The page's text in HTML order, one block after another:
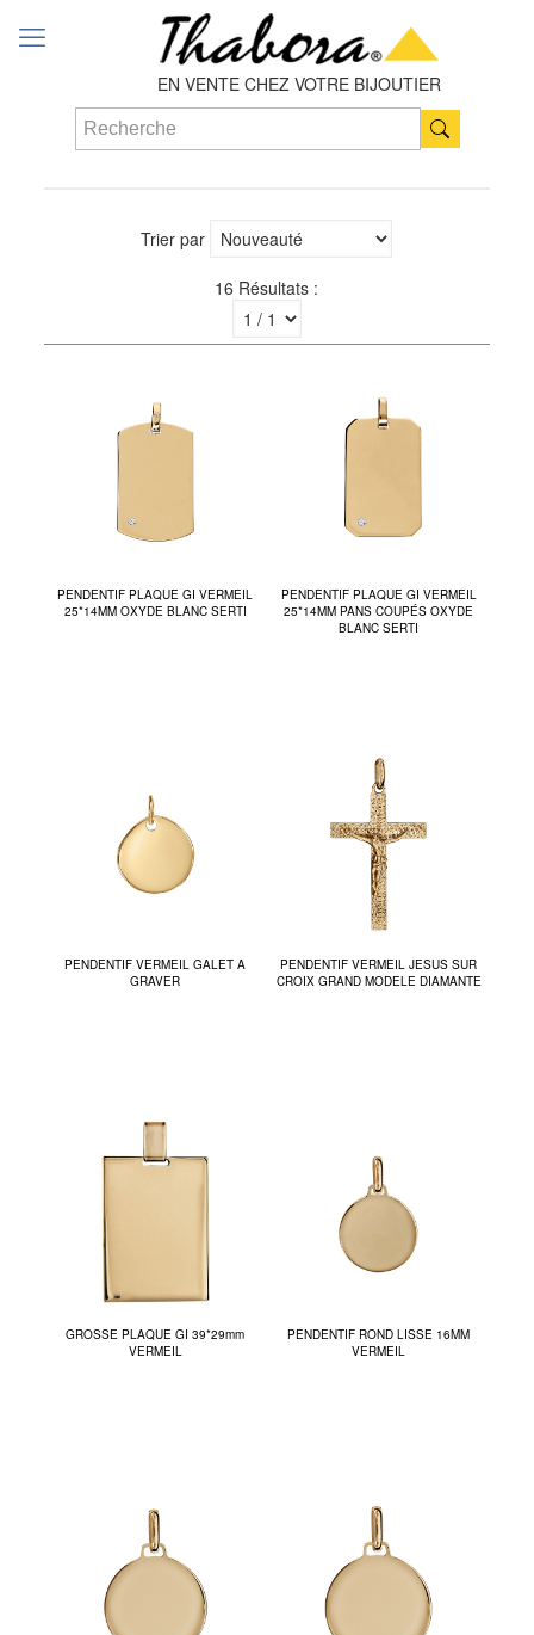
EN VENTE CHEZ VOTRE BIJOUTIER
Trier par
16 Résultats :
PENDENTIF PLAQUE GI VERMEIL
25*14MM OXYDE BLANC SERTI
PENDENTIF PLAQUE GI VERMEIL
25*14MM PANS COUPÉS OXYDE
BLANC SERTI
PENDENTIF VERMEIL GALET A
GRAVER
PENDENTIF VERMEIL JESUS SUR
CROIX GRAND MODELE DIAMANTE
GROSSE PLAQUE GI 39*29mm
VERMEIL
PENDENTIF ROND LISSE 16MM
VERMEIL